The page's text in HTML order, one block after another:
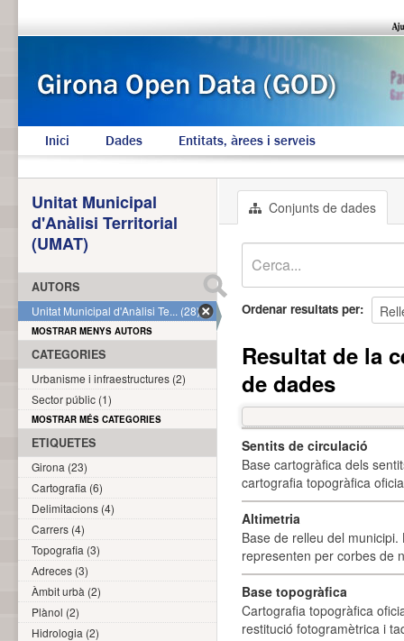
Inici Dades Entitats, àrees i serveis
Conjunts de dades
Ordenar resultats per
Resultat de la
de dades
Sentits de circulació
Base cartogràfica dels
cartografia topogràfica
Altimetria
Base de relleu del
representen per corbes de
Base topogràfica
Cartografia topogràfica
restitució fotogramètrica i
Unitat Municipal
d'Anàlisi Territorial
(UMAT)
AUTORS
Unitat Municipal d'Anàlisi Te... (28)
MOSTRAR MENYS AUTORS
CATEGORIES
Urbanisme i infraestructures (2)
Sector públic (1)
MOSTRAR MÉS CATEGORIES
ETIQUETES
Girona (23)
Cartografia (6)
Delimitacions (4)
Carrers (4)
Topografia (3)
Adreces (3)
Àmbit urbà (2)
Plànol (2)
Hidrologia (2)